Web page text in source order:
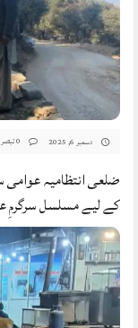
دسمبر 6, 2025
ضلعی انتظامیہ
کے لیے مسلسل سرگرمِ